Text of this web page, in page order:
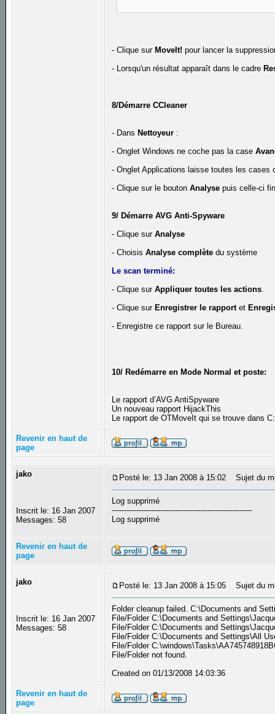
- Clique sur MoveIt! pour lancer la
- Lorsqu'un résultat apparaît dans le cadre
8/Démarre CCleaner
- Dans Nettoyeur :
- Onglet Windows ne coche pas la case
- Onglet Applications laisse toutes les cases
- Clique sur le bouton Analyse puis celle-ci
9/ Démarre AVG Anti-Spyware
- Clique surAnalyse
- ChoisisAnalyse complètedu système
Le scan terminé:
- Clique surAppliquer toutes les actions.
- Clique sur Enregistrer le rapportet
- Enregistre ce rapport sur le Bureau.
10/ Redémarre en Mode Normal et poste:
Le rapport d’AVG AntiSpyware
Un nouveau rapport HijackThis
Le rapport de OTMoveIt qui se trouve dans
Revenir en haut de
page
jako
Inscrit le: 16 Jan 2007
Messages: 58
Posté le: 13 Jan 2008 à 15:02 Sujet du
Log supprimé
---------------------------------------------------------
Log supprimé
Revenir en haut de
page
jako
Inscrit le: 16 Jan 2007
Messages: 58
Posté le: 13 Jan 2008 à 15:05 Sujet du
Folder cleanup failed. C:\Documents and
File/Folder C:\Documents and
File/Folder C:\Documents and
File/Folder C:\Documents and Settings\All
File/Folder
File/Folder not found.
Created on 01/13/2008 14:03:36
Revenir en haut de
page